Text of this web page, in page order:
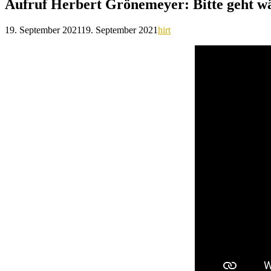
Aufruf Herbert Grönemeyer: Bitte geht
19. September 202119. September 2021hirt